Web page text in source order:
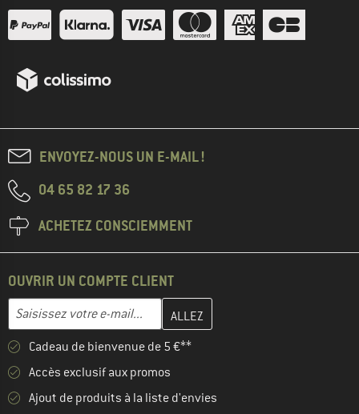
ENVOYEZ-NOUS UN E-MAIL !
04 65 82 17 36
ACHETEZ CONSCIEMMENT
OUVRIR UN COMPTE CLIENT
Adresse e-mail
Entrez votre adresse e-mail ici et créez votre compte client à la
Cadeau de bienvenue de 5 €**
Accès exclusif aux promos
Ajout de produits à la liste d'envies